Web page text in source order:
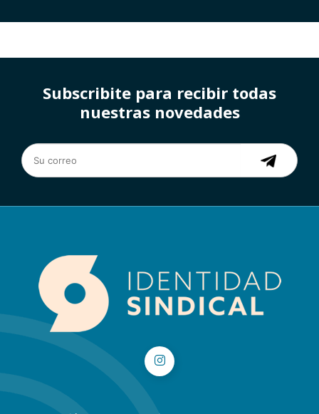
Subscribite para recibir todas
nuestras novedades